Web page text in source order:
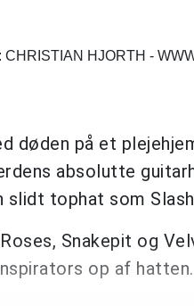
HJORTH -
døden på et
absolutte
slidt tophat som
Snakepit og
op af